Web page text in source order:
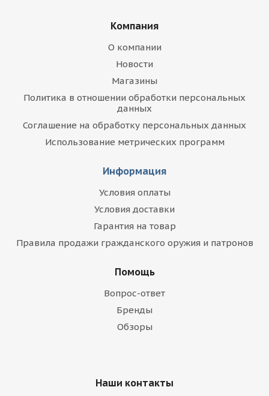
Компания
О компании
Новости
Магазины
Политика в отношении обработки персональных
данных
Соглашение на обработку персональных данных
Использование метрических программ
Информация
Условия оплаты
Условия доставки
Гарантия на товар
Правила продажи гражданского оружия и патронов
Помощь
Вопрос-ответ
Бренды
Обзоры
Наши контакты